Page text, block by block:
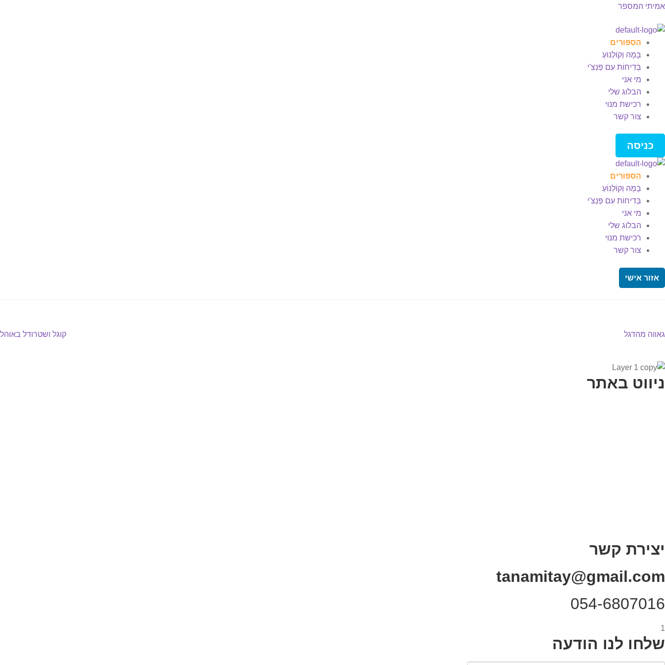
אמיתי המספר
Menu
הַסִּפּוּרִים
בָּמָה וְקוֹלְנוֹעַ
בְּדִיחוֹת עִם פַּנְצִ'י
מי אני
הבלוג שלי
רכישת מנוי
צור קשר
כניסה
הַסִּפּוּרִים
בָּמָה וְקוֹלְנוֹעַ
בְּדִיחוֹת עִם פַּנְצִ'י
מי אני
הבלוג שלי
רכישת מנוי
צור קשר
אזור אישי
ניווט
הפוסט
גאווה מהדגל
הפוסט
קוגל ושטרודל באוהל
ניווט באתר
יצירת קשר
tanamitay@gmail.com
054-6807016
1
שלחו לנו הודעה